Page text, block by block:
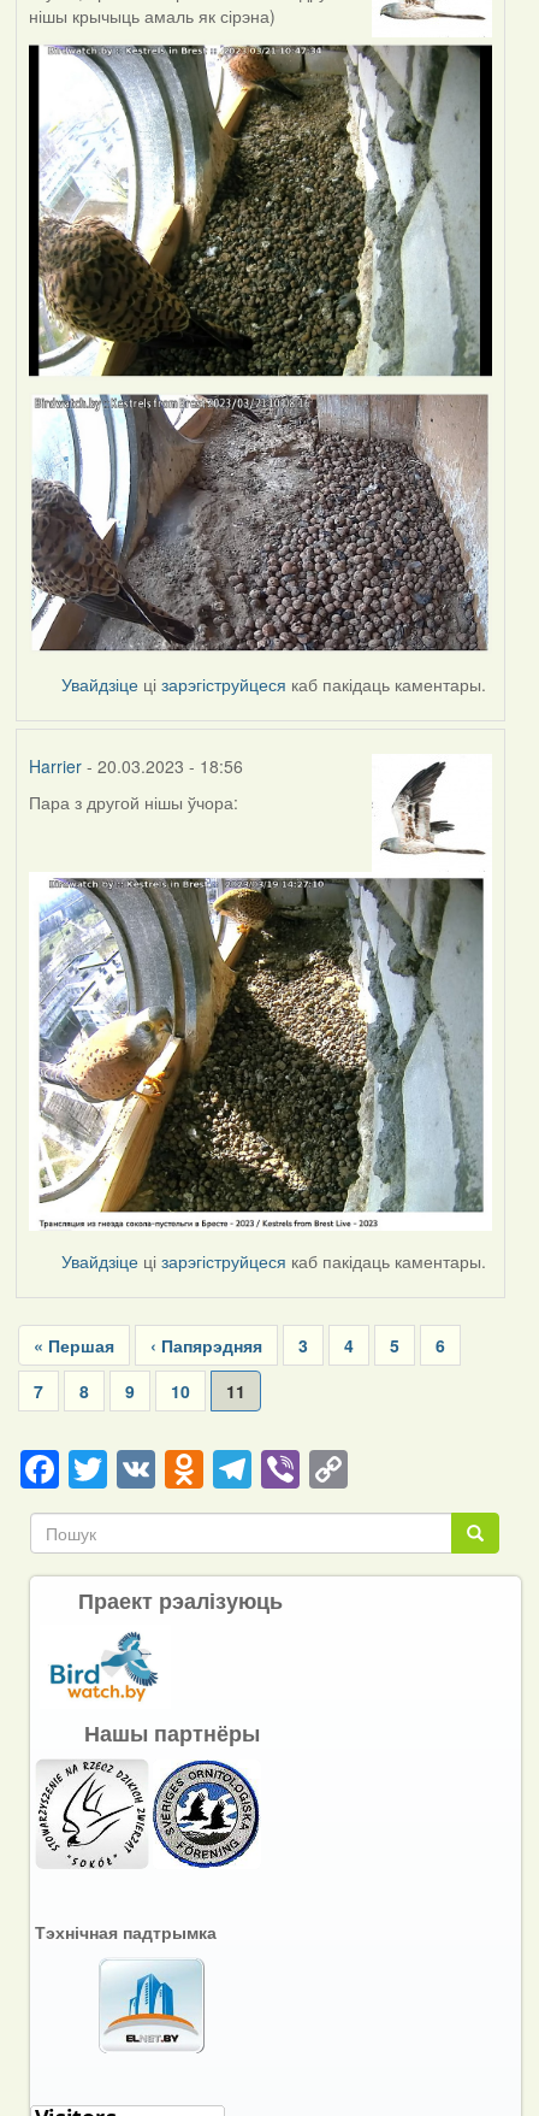
нішы крычыць амаль як сірэна)
Увайдзіце цізарэгіструйцеся каб пакідаць каментары.
Harrier- 20.03.2023 - 18:56
Пара з другой нішы ўчора:
Увайдзіце цізарэгіструйцеся каб пакідаць каментары.
Pagination
First
page
« Першая
Previous
page
‹ Папярэдняя Page
3 Page
4 Page
5 Page
6
Page
7 Page
8 Page
9 Page
10
Current
page
11
Facebook
Twitter
VKOdnoklassniki
Telegram
ViberCopy
Link Пошук
Пошук
Праект рэалізуюць
Нашы партнёры
Тэхнічная падтрымка